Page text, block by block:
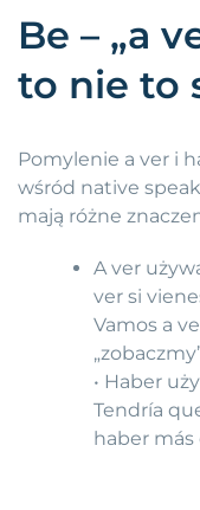
Be – „a
to nie to
Pomylenie a ver i
wśród native
mają różne
A ver
ver si
Vamos a
• Haber
Tendría
haber más